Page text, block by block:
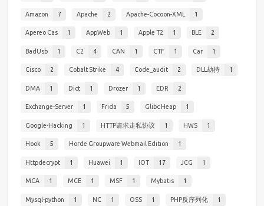
Amazon 7 Apache 2 Apache-Cocoon-XML 1
Apereo Cas 1 AppWeb 1 Apple T2 1 BLE 2
BadUsb 1 C2 4 CAN 1 CTF 1 Car 1
Cisco 2 Cobalt Strike 4 Code_audit 2 DLL劫持 1
DMA 1 Dict 1 Drozer 1 EDR 2
Exchange-Server 1 Frida 5 Glibc Heap 1
Google-Hacking 1 HTTP请求走私协议 1 HWS 1
Hook 5 Horde Groupware Webmail Edition 1
Httpdecrypt 1 Huawei 1 IOT 17 JCG 1
MCA 1 MCE 1 MSF 1 Mybatis 1
Mysql-python 1 NC 1 OSS 1 PHP反序列化 1